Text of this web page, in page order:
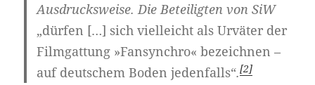
Ausdrucksweise. Die Beteiligten von SiW
„dürfen […] sich vielleicht als Urväter der
Filmgattung »Fansynchro« bezeichnen –
auf deutschem Boden jedenfalls“.[2]